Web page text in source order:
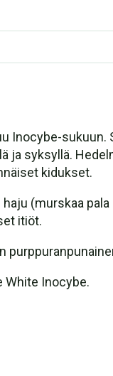
Inocybe-
ja syksyllä.
kidukset.
(murskaa
itiöt.
White Inocybe.